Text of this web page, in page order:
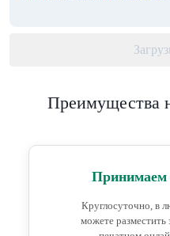
Преимущества
Принимаем
Круглосуточно, в
можете разместить